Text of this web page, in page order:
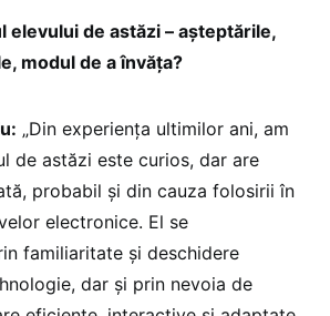
elevului de astăzi – așteptările,
modul de a învăța?
„Din experiența ultimilor ani, am
de astăzi este curios, dar are
probabil și din cauza folosirii în
electronice. El se
familiaritate și deschidere
dar și prin nevoia de